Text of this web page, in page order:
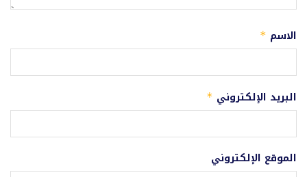
الاسم *
البريد الإلكتروني *
الموقع الإلكتروني